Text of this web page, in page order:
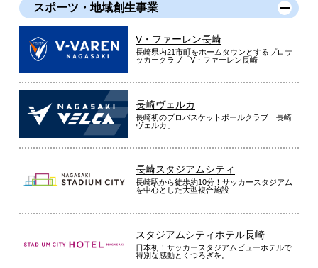
スポーツ・地域創生事業
V・ファーレン長崎
長崎県内21市町をホームタウンとするプロサ
ッカークラブ「V・ファーレン長崎」
長崎ヴェルカ
長崎初のプロバスケットボールクラブ「長崎
ヴェルカ」
長崎スタジアムシティ
長崎駅から徒歩約10分！サッカースタジアム
を中心とした大型複合施設
スタジアムシティホテル長崎
日本初！サッカースタジアムビューホテルで
特別な感動とくつろぎを。